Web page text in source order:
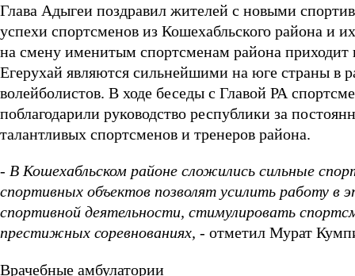
Глава Адыгеи поздравил жителей с новыми
успехи спортсменов из Кошехабльского района и
на смену именитым спортсменам района приходит
Егерухай являются сильнейшими на юге страны
волейболистов. В ходе беседы с Главой РА
поблагодарили руководство республики за
талантливых спортсменов и тренеров района.
- В Кошехабльском районе сложились сильные
спортивных объектов позволят усилить работу в
спортивной деятельности, стимулировать
престижных соревнованиях, - отметил Мурат
Врачебные амбулатории